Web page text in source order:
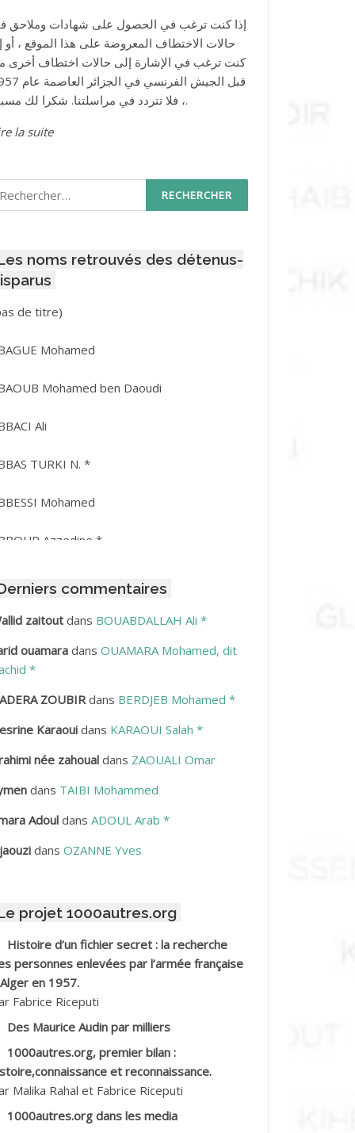
إذا كنت ترغب في الحصول على شهادات وملاحق
حالات الاختطاف المعروضة على هذا الموقع ، أو
كنت ترغب في الإشارة إلى حالات اختطاف أخرى
قبل الجيش الفرنسي في
، فلا تتردد في مراسلتنا. شكرا لك مسبقا.
la suite
:
noms retrouvés des détenus-
de titre)Post
3416
Mohamed
Mohamed ben Daoudi
Ali
TURKI N. *
Mohamed
Azzedine *
Amar
Hamid
Mohamed
Lakhdar
Haciba
Mohamed Hamoud*
Mohamed *
Ahmed
Mohamed ben Kaddour
Kouider
Ahmed dit le Coiffeur
Mohamed
commentaires
zaitoutdans BOUABDALLAH Ali *
ouamaradans OUAMARA Mohamed, dit
*
ZOUBIRdans BERDJEB Mohamed *
Karaouidans KARAOUI Salah *
née zahoualdans ZAOUALI Omar
dans TAIBI Mohammed
Adouldans ADOUL Arab *
dans OZANNE Yves
projet 1000autres.org
Histoire d’un fichier secret : la recherche
personnes enlevées par l’armée française
en 1957.
Fabrice Riceputi
Des Maurice Audin par milliers
1000autres.org, premier bilan :
et reconnaissance.
Malika Rahal et Fabrice Riceputi
1000autres.org dans les media